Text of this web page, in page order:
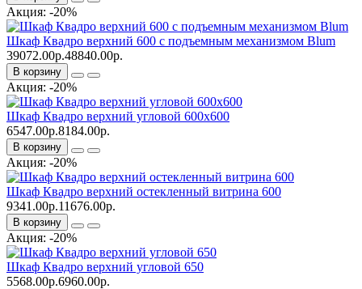
Акция: -20%
Шкаф Квадро верхний 600 с подъемным механизмом Blum
39072.00р.48840.00р.
В корзину
Акция: -20%
Шкаф Квадро верхний угловой 600х600
6547.00р.8184.00р.
В корзину
Акция: -20%
Шкаф Квадро верхний остекленный витрина 600
9341.00р.11676.00р.
В корзину
Акция: -20%
Шкаф Квадро верхний угловой 650
5568.00р.6960.00р.